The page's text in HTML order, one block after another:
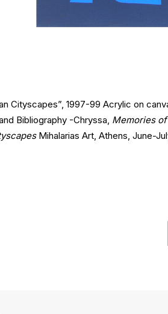
Cityscapes”, 1997-99 Acrylic on
Bibliography -Chryssa, Memories of
Mihalarias Art, Athens, June-